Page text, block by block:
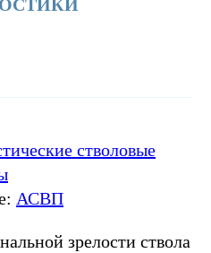
стволовые
АСВП
зрелости ствола